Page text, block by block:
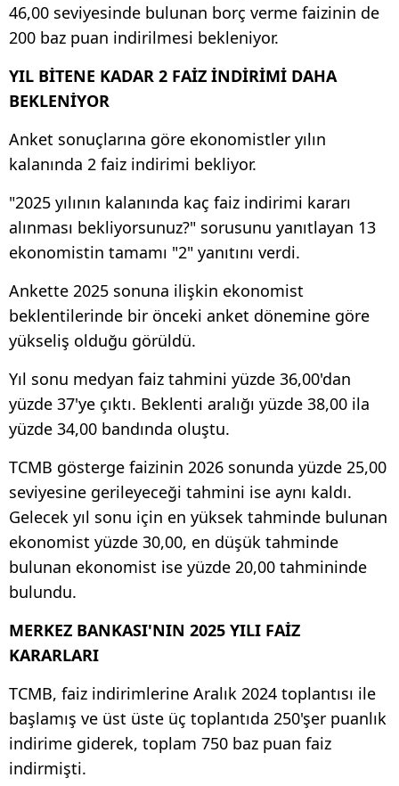
46,00 seviyesinde bulunan borç verme faizinin de
200 baz puan indirilmesi bekleniyor.
YIL BİTENE KADAR 2 FAİZ İNDİRİMİ DAHA
BEKLENİYOR
Anket sonuçlarına göre ekonomistler yılın
kalanında 2 faiz indirimi bekliyor.
"2025 yılının kalanında kaç faiz indirimi kararı
alınması bekliyorsunuz?" sorusunu yanıtlayan 13
ekonomistin tamamı "2" yanıtını verdi.
Ankette 2025 sonuna ilişkin ekonomist
beklentilerinde bir önceki anket dönemine göre
yükseliş olduğu görüldü.
Yıl sonu medyan faiz tahmini yüzde 36,00'dan
yüzde 37'ye çıktı. Beklenti aralığı yüzde 38,00 ila
yüzde 34,00 bandında oluştu.
TCMB gösterge faizinin 2026 sonunda yüzde 25,00
seviyesine gerileyeceği tahmini ise aynı kaldı.
Gelecek yıl sonu için en yüksek tahminde bulunan
ekonomist yüzde 30,00, en düşük tahminde
bulunan ekonomist ise yüzde 20,00 tahmininde
bulundu.
MERKEZ BANKASI'NIN 2025 YILI FAİZ
KARARLARI
TCMB, faiz indirimlerine Aralık 2024 toplantısı ile
başlamış ve üst üste üç toplantıda 250'şer puanlık
indirime giderek, toplam 750 baz puan faiz
indirmişti.